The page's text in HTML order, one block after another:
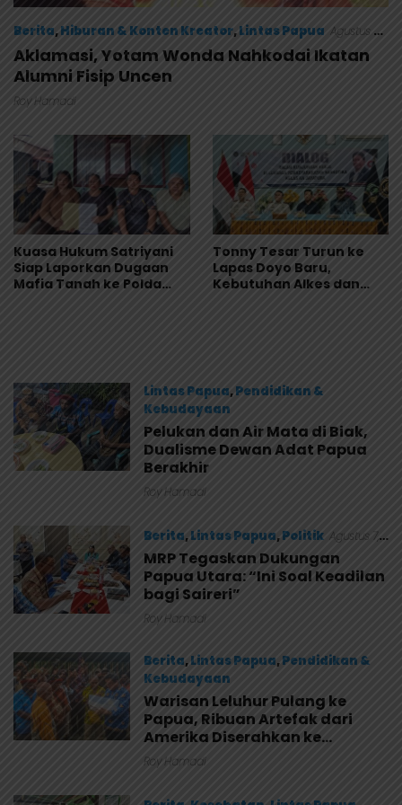
Berita,Hiburan & Konten Kreator,Lintas Papua Agustus 9,
2026
Aklamasi, Yotam Wonda Nahkodai Ikatan
Alumni Fisip Uncen
Roy Hamadi
Kuasa Hukum Satriyani
Siap Laporkan Dugaan
Mafia Tanah ke Polda
Tonny Tesar Turun ke
Lapas Doyo Baru,
Kebutuhan Alkes dan
Lintas Papua,Pendidikan &
Kebudayaan
Agustus 8, 2026
Pelukan dan Air Mata di Biak,
Dualisme Dewan Adat Papua
Berakhir
Roy Hamadi
Berita,Lintas Papua,Politik Agustus 7,
2026
MRP Tegaskan Dukungan
Papua Utara: “Ini Soal Keadilan
bagi Saireri”
Roy Hamadi
Berita,Lintas Papua,Pendidikan &
Kebudayaan
Agustus 7, 2026
Warisan Leluhur Pulang ke
Papua, Ribuan Artefak dari
Amerika Diserahkan ke
Museum Uncen
Roy Hamadi